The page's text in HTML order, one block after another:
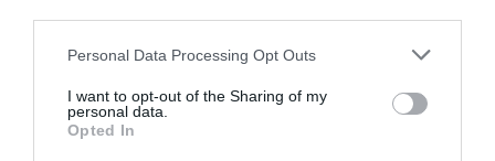
Personal Data Processing Opt Outs
I want to opt-out of the Sharing of my
personal data.
Opted In
κυκλοφορεί δισκογραφικές δουλειές του μέσα από
διάφορες εταιρίες. Το έργο του μπορεί να περιγραφεί
ως μια συνεχής μάχη ενάντια στις συμπτώσεις και, σε
συνδυασμό με τις υπερκινητικές ζωντανές εμφανίσεις